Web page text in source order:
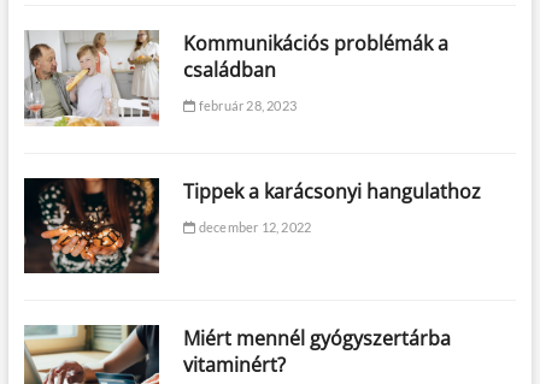
Kommunikációs problémák a
családban
február 28, 2023
Tippek a karácsonyi hangulathoz
december 12, 2022
Miért mennél gyógyszertárba
vitaminért?